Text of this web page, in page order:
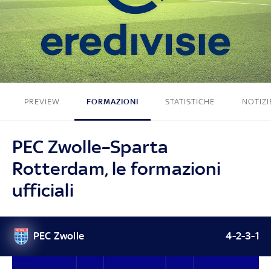
1 - 1
PREVIEW FORMAZIONI STATISTICHE
PEC Zwolle–Sparta
Rotterdam, le formazioni
ufficiali
PEC Zwolle 4-2-3-1